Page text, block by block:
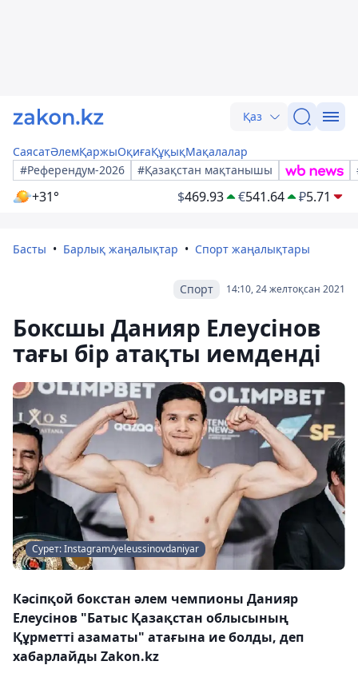
Қаз
СаясатӘлемҚаржыОқиғаҚұқықМақалалар
#Референдум-2026
#Қазақстан мақтанышы
+31° $469.93 €541.64 ₽5.71
Басты Барлық жаңалықтар Спорт жаңалықтары
14:10, 24 желтоқсан 2021
Спорт
Боксшы Данияр Елеусінов
тағы бір атақты иемденді
Сурет: Instagram/yeleussinovdaniyar
Кәсіпқой бокстан әлем чемпионы Данияр
Елеусінов "Батыс Қазақстан облысының
Құрметті азаматы" атағына ие болды, деп
хабарлайды Zakon.kz